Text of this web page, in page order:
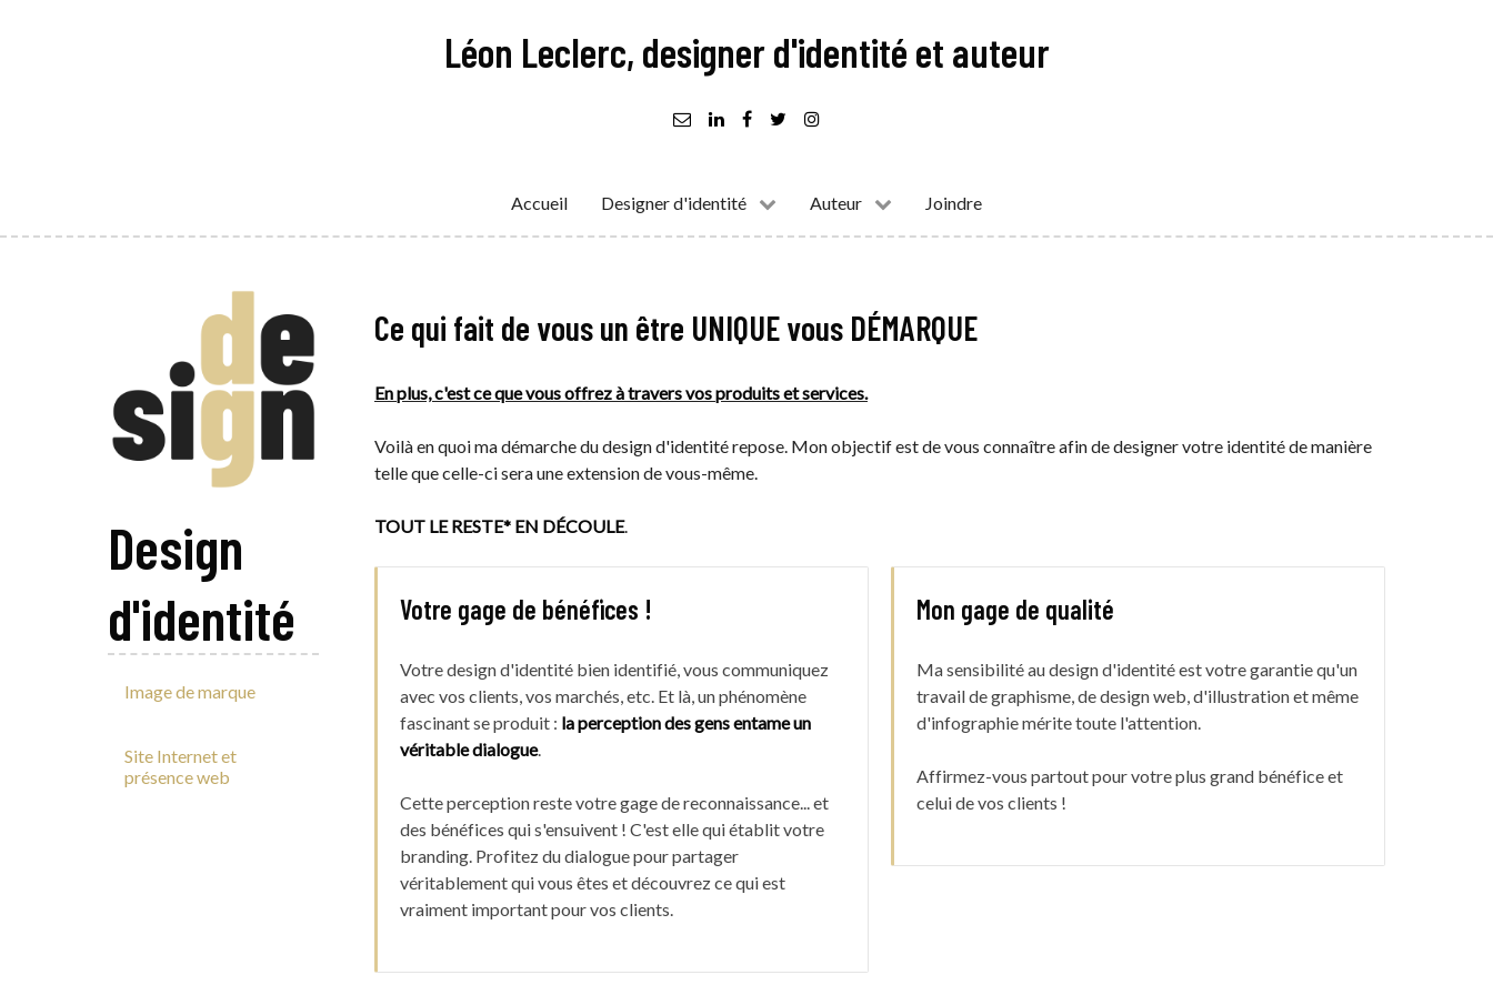
Léon Leclerc, designer d'identité et auteur
Accueil Designer d'identité Auteur Joindre
Design
d'identité
Image de marque
Site Internet et
présence web
Ce qui fait de vous un être UNIQUE vous DÉMARQUE
En plus, c'est ce que vous offrez à travers vos produits et services.
Voilà en quoi ma démarche du design d'identité repose. Mon objectif est de vous connaître afin de designer votre identité de manière
telle que celle-ci sera une extension de vous-même.
TOUT LE RESTE* EN DÉCOULE.
Votre gage de bénéfices !
Votre design d'identité bien identifié, vous communiquez
avec vos clients, vos marchés, etc. Et là, un phénomène
fascinant se produit : la perception des gens entame un
véritable dialogue.
Cette perception reste votre gage de reconnaissance... et
des bénéfices qui s'ensuivent ! C'est elle qui établit votre
branding. Profitez du dialogue pour partager
véritablement qui vous êtes et découvrez ce qui est
vraiment important pour vos clients.
Mon gage de qualité
Ma sensibilité au design d'identité est votre garantie qu'un
travail de graphisme, de design web, d'illustration et même
d'infographie mérite toute l'attention.
Affirmez-vous partout pour votre plus grand bénéfice et
celui de vos clients !